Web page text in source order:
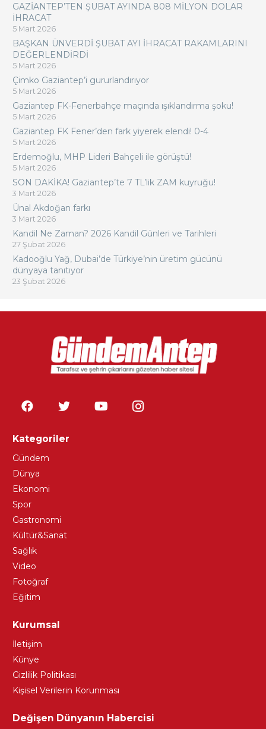
GAZİANTEP’TEN ŞUBAT AYINDA 808 MİLYON DOLAR
İHRACAT
5 Mart 2026
BAŞKAN ÜNVERDİ ŞUBAT AYI İHRACAT RAKAMLARINI
DEĞERLENDİRDİ
5 Mart 2026
Çimko Gaziantep’i gururlandırıyor
5 Mart 2026
Gaziantep FK-Fenerbahçe maçında ışıklandırma şoku!
5 Mart 2026
Gaziantep FK Fener’den fark yiyerek elendi! 0-4
5 Mart 2026
Erdemoğlu, MHP Lideri Bahçeli ile görüştü!
5 Mart 2026
SON DAKİKA! Gaziantep’te 7 TL’lik ZAM kuyruğu!
3 Mart 2026
Ünal Akdoğan farkı
3 Mart 2026
Kandil Ne Zaman? 2026 Kandil Günleri ve Tarihleri
27 Şubat 2026
Kadooğlu Yağ, Dubai’de Türkiye’nin üretim gücünü
dünyaya tanıtıyor
23 Şubat 2026
Kategoriler
Gündem
Dünya
Ekonomi
Spor
Gastronomi
Kültür&Sanat
Sağlık
Video
Fotoğraf
Eğitim
Kurumsal
İletişim
Künye
Gizlilik Politikası
Kişisel Verilerin Korunması
Değişen Dünyanın Habercisi